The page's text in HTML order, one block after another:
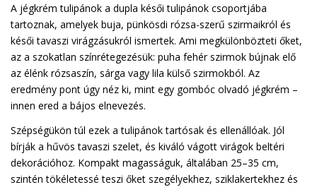
A jégkrém tulipánok a dupla késői tulipánok csoportjába
tartoznak, amelyek buja, pünkösdi rózsa-szerű szirmaikról és
késői tavaszi virágzásukról ismertek. Ami megkülönbözteti őket,
az a szokatlan színrétegezésük: puha fehér szirmok bújnak elő
az élénk rózsaszín, sárga vagy lila külső szirmokból. Az
eredmény pont úgy néz ki, mint egy gombóc olvadó jégkrém –
innen ered a bájos elnevezés.
Szépségükön túl ezek a tulipánok tartósak és ellenállóak. Jól
bírják a hűvös tavaszi szelet, és kiváló vágott virágok beltéri
dekorációhoz. Kompakt magasságuk, általában 25–35 cm,
szintén tökéletessé teszi őket szegélyekhez, sziklakertekhez és